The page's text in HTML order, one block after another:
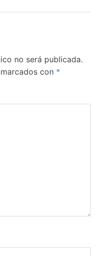
no será publicada.
con *